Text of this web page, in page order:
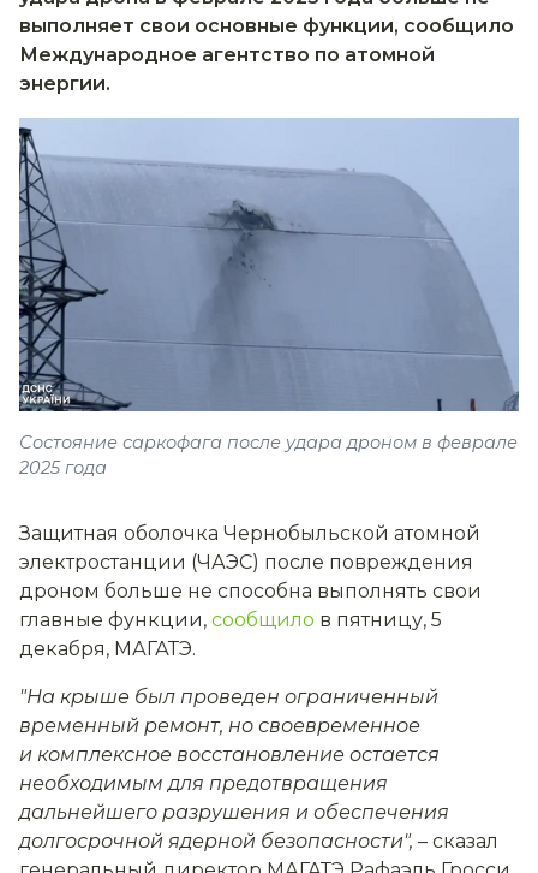
выполняет свои основные функции, сообщило
Международное агентство по атомной
энергии.
Состояние саркофага после удара дроном в феврале
2025 года
Защитная оболочка Чернобыльской атомной
электростанции (ЧАЭС) после повреждения
дроном больше не способна выполнять свои
главные функции, сообщило в пятницу, 5
декабря, МАГАТЭ.
"На крыше был проведен ограниченный
временный ремонт, но своевременное
и комплексное восстановление остается
необходимым для предотвращения
дальнейшего разрушения и обеспечения
долгосрочной ядерной безопасности", – сказал